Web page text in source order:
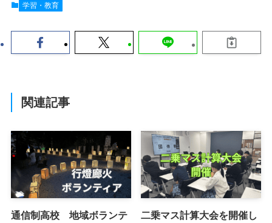
学習・教育
関連記事
通信制高校 地域ボランテ
二乗マス計算大会を開催し